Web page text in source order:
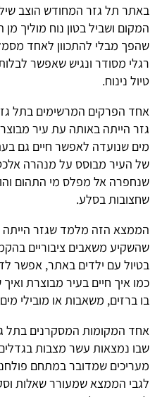
באתר תל גזר המחודש הוצב
המקום ושביל בטון נוח מוליך
שהפך מבלי להתכוון לאחד
רגלי מסודר ונגיש שאפשר
טיול נינוח.
אחד הפרקים המרשימים בתל
גזר הייתה באותה עת עיר
מים שנועדה לאפשר חיים גם
שחצובות בסלע.
הממצא הזה מלמד שגזר הייתה
שהשקיע משאבים ציבוריים
בטיול עם ילדים באתר, אפשר
כמו איך חיים בעיר מבוצרת
בו ברזים, משאבות או מובילי
אחד המקומות המסקרנים בתל
שבו נמצאות עשר מצבות בגדלים
מעריכים שמדובר במתחם
לגבי הממצא שמעורר שאלות